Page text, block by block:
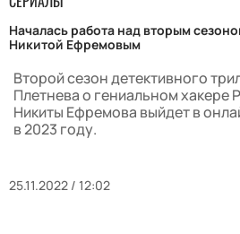
Началась работа над вторым
Никитой Ефремовым
Второй сезон детективного
Плетнева о гениальном хакере
Никиты Ефремова выйдет в
в 2023 году.
25.11.2022 / 12:02